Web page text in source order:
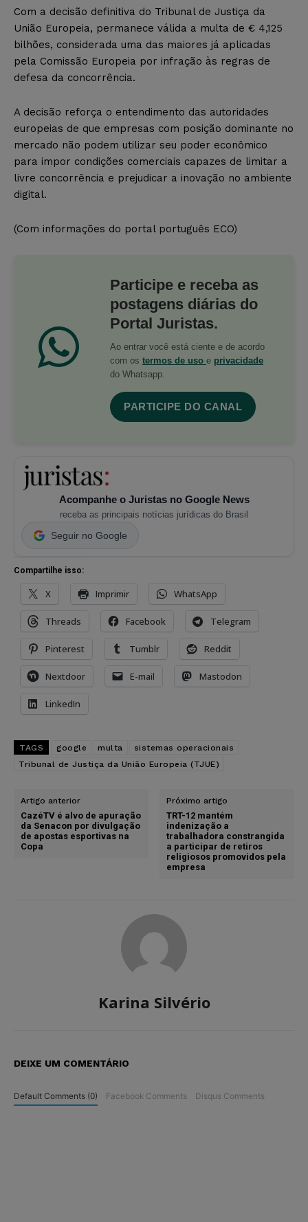
Com a decisão definitiva do Tribunal de Justiça da
União Europeia, permanece válida a multa de € 4,125
bilhões, considerada uma das maiores já aplicadas
pela Comissão Europeia por infração às regras de
defesa da concorrência.
A decisão reforça o entendimento das autoridades
europeias de que empresas com posição dominante no
mercado não podem utilizar seu poder econômico
para impor condições comerciais capazes de limitar a
livre concorrência e prejudicar a inovação no ambiente
digital.
(Com informações do portal português ECO)
Participe e receba as
postagens diárias do
Portal Juristas.
Ao entrar você está ciente e de acordo
com os termos de uso e privacidade
do Whatsapp.
PARTICIPE DO CANAL
Acompanhe o Juristas no Google News
receba as principais notícias jurídicas do Brasil
Seguir no Google
Compartilhe isso:
X Imprimir WhatsApp
Threads Facebook Telegram
Pinterest Tumblr Reddit
Nextdoor E-mail Mastodon
LinkedIn
TAGS google multa
sistemas operacionais
Tribunal de Justiça da União Europeia (TJUE)
Artigo anterior
CazéTV é alvo de apuração
da Senacon por divulgação
de apostas esportivas na
Copa
Próximo artigo
TRT-12 mantém
indenização a
trabalhadora constrangida
a participar de retiros
religiosos promovidos pela
empresa
Karina Silvério
DEIXE UM COMENTÁRIO
Default Comments (0) Facebook Comments Disqus Comments